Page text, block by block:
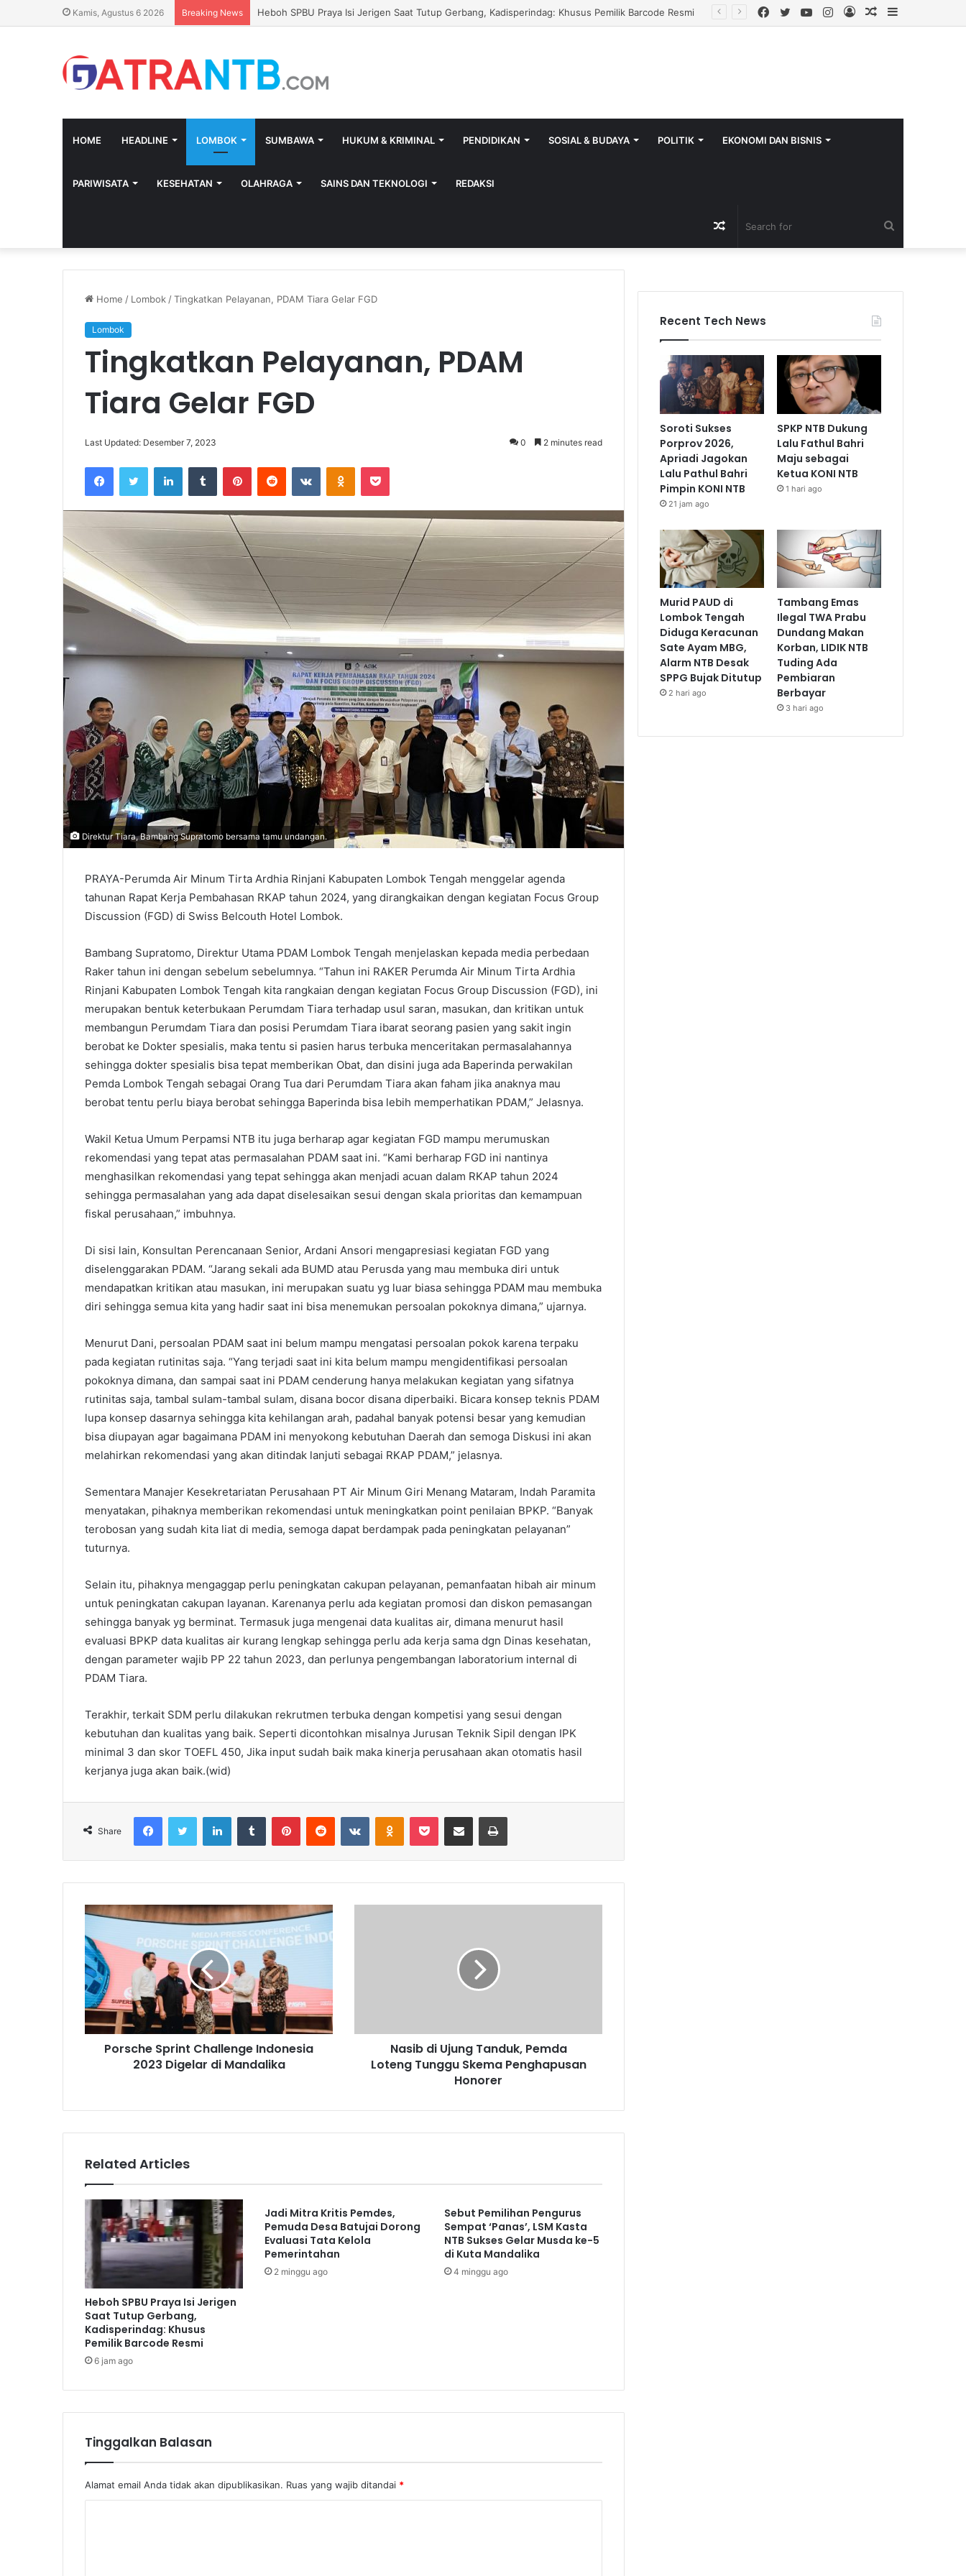
Kamis, Agustus 6 2026 Breaking News Soroti Sukses Porprov 2026, Apriadi Jagokan Lalu Pathul Bahri Pimpin KONI NTB Sidebar
Random
Log
Instagram
YouTube
Twitter
Facebook
HOME HEADLINE LOMBOK SUMBAWA HUKUM & KRIMINAL PENDIDIKAN SOSIAL & BUDAYA POLITIK EKONOMI DAN BISNIS
PARIWISATA KESEHATAN OLAHRAGA SAINS DAN TEKNOLOGI REDAKSI
Random
Home / Lombok /Tingkatkan Pelayanan, PDAM Tiara Gelar FGD
Lombok
Tingkatkan Pelayanan, PDAM
Tiara Gelar FGD
Last Updated: Desember 7, 2023 0 2 minutes read
FacebookTwitter LinkedInTumblr PinterestReddit VKontakteOdnoklassniki
Pocket
Direktur Tiara, Bambang Supratomo bersama tamu undangan.
PRAYA-Perumda Air Minum Tirta Ardhia Rinjani Kabupaten Lombok Tengah menggelar agenda
tahunan Rapat Kerja Pembahasan RKAP tahun 2024, yang dirangkaikan dengan kegiatan Focus Group
Discussion (FGD) di Swiss Belcouth Hotel Lombok.
Bambang Supratomo, Direktur Utama PDAM Lombok Tengah menjelaskan kepada media perbedaan
Raker tahun ini dengan sebelum sebelumnya. “Tahun ini RAKER Perumda Air Minum Tirta Ardhia
Rinjani Kabupaten Lombok Tengah kita rangkaian dengan kegiatan Focus Group Discussion (FGD), ini
merupakan bentuk keterbukaan Perumdam Tiara terhadap usul saran, masukan, dan kritikan untuk
membangun Perumdam Tiara dan posisi Perumdam Tiara ibarat seorang pasien yang sakit ingin
berobat ke Dokter spesialis, maka tentu si pasien harus terbuka menceritakan permasalahannya
sehingga dokter spesialis bisa tepat memberikan Obat, dan disini juga ada Baperinda perwakilan
Pemda Lombok Tengah sebagai Orang Tua dari Perumdam Tiara akan faham jika anaknya mau
berobat tentu perlu biaya berobat sehingga Baperinda bisa lebih memperhatikan PDAM,” Jelasnya.
Wakil Ketua Umum Perpamsi NTB itu juga berharap agar kegiatan FGD mampu merumuskan
rekomendasi yang tepat atas permasalahan PDAM saat ini. “Kami berharap FGD ini nantinya
menghasilkan rekomendasi yang tepat sehingga akan menjadi acuan dalam RKAP tahun 2024
sehingga permasalahan yang ada dapat diselesaikan sesui dengan skala prioritas dan kemampuan
fiskal perusahaan,” imbuhnya.
Di sisi lain, Konsultan Perencanaan Senior, Ardani Ansori mengapresiasi kegiatan FGD yang
diselenggarakan PDAM. “Jarang sekali ada BUMD atau Perusda yang mau membuka diri untuk
mendapatkan kritikan atau masukan, ini merupakan suatu yg luar biasa sehingga PDAM mau membuka
diri sehingga semua kita yang hadir saat ini bisa menemukan persoalan pokoknya dimana,” ujarnya.
Menurut Dani, persoalan PDAM saat ini belum mampu mengatasi persoalan pokok karena terpaku
pada kegiatan rutinitas saja. “Yang terjadi saat ini kita belum mampu mengidentifikasi persoalan
pokoknya dimana, dan sampai saat ini PDAM cenderung hanya melakukan kegiatan yang sifatnya
rutinitas saja, tambal sulam-tambal sulam, disana bocor disana diperbaiki. Bicara konsep teknis PDAM
lupa konsep dasarnya sehingga kita kehilangan arah, padahal banyak potensi besar yang kemudian
bisa diupayan agar bagaimana PDAM ini menyokong kebutuhan Daerah dan semoga Diskusi ini akan
melahirkan rekomendasi yang akan ditindak lanjuti sebagai RKAP PDAM,” jelasnya.
Sementara Manajer Kesekretariatan Perusahaan PT Air Minum Giri Menang Mataram, Indah Paramita
menyatakan, pihaknya memberikan rekomendasi untuk meningkatkan point penilaian BPKP. “Banyak
terobosan yang sudah kita liat di media, semoga dapat berdampak pada peningkatan pelayanan”
tuturnya.
Selain itu, pihaknya mengaggap perlu peningkatan cakupan pelayanan, pemanfaatan hibah air minum
untuk peningkatan cakupan layanan. Karenanya perlu ada kegiatan promosi dan diskon pemasangan
sehingga banyak yg berminat. Termasuk juga mengenai data kualitas air, dimana menurut hasil
evaluasi BPKP data kualitas air kurang lengkap sehingga perlu ada kerja sama dgn Dinas kesehatan,
dengan parameter wajib PP 22 tahun 2023, dan perlunya pengembangan laboratorium internal di
PDAM Tiara.
Terakhir, terkait SDM perlu dilakukan rekrutmen terbuka dengan kompetisi yang sesui dengan
kebutuhan dan kualitas yang baik. Seperti dicontohkan misalnya Jurusan Teknik Sipil dengan IPK
minimal 3 dan skor TOEFL 450, Jika input sudah baik maka kinerja perusahaan akan otomatis hasil
kerjanya juga akan baik.(wid)
Share
FacebookTwitter LinkedInTumblr PinterestReddit VKontakteOdnoklassniki
Pocket Share via Email Print
Porsche Sprint Challenge Indonesia
2023 Digelar di Mandalika
Nasib di Ujung Tanduk, Pemda
Loteng Tunggu Skema Penghapusan
Honorer
Related Articles
Heboh SPBU Praya Isi Jerigen
Saat Tutup Gerbang,
Kadisperindag: Khusus
Pemilik Barcode Resmi
6 jam ago
Jadi Mitra Kritis Pemdes,
Pemuda Desa Batujai Dorong
Evaluasi Tata Kelola
Pemerintahan
2 minggu ago
Sebut Pemilihan Pengurus
Sempat ‘Panas’, LSM Kasta
NTB Sukses Gelar Musda ke-5
di Kuta Mandalika
4 minggu ago
Tinggalkan Balasan
Alamat email Anda tidak akan dipublikasikan. Ruas yang wajib ditandai *
Recent Tech News
Soroti Sukses
Porprov 2026,
Apriadi Jagokan
Lalu Pathul Bahri
Pimpin KONI NTB
21 jam ago
SPKP NTB Dukung
Lalu Fathul Bahri
Maju sebagai
Ketua KONI NTB
1 hari ago
Murid PAUD di
Lombok Tengah
Diduga Keracunan
Sate Ayam MBG,
Alarm NTB Desak
SPPG Bujak Ditutup
2 hari ago
Tambang Emas
Ilegal TWA Prabu
Dundang Makan
Korban, LIDIK NTB
Tuding Ada
Pembiaran
Berbayar
3 hari ago